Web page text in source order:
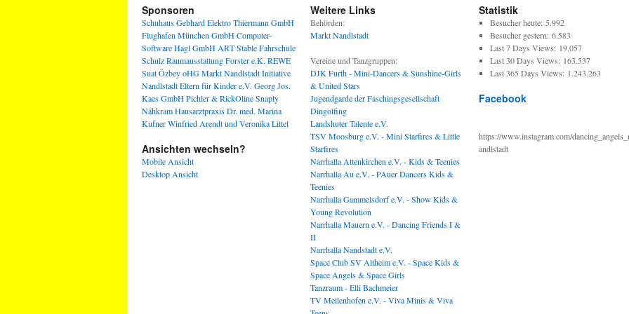
Sponsoren
Schuhaus GebhardElektro Thiermann GmbH
Flughafen München GmbHComputer-
Software Hagl GmbH ART StableFahrschule
SchulzRaumausstattung Forster e.K. REWE
Suat Özbey oHGMarkt NandlstadtInitiative
Nandlstadt Eltern für Kinder e.V. Georg Jos.
Kaes GmbHPichler & RickOlineSnaply
NähkramHausarztpraxis Dr. med. Marina
KufnerWinfried Arendt und Veronika Littel
Ansichten wechseln?
Mobile Ansicht
Desktop Ansicht
Weitere Links
Behörden:
Markt Nandlstadt
Vereine und Tanzgruppen:
DJK Furth - Mini-Dancers & Sunshine-Girls
& United Stars
Jugendgarde der Faschingsgesellschaft
Dingolfing
Landshuter Talente e.V.
TSV Moosburg e.V. - Mini Starfires & Little
Starfires
Narrhalla Attenkirchen e.V. - Kids & Teenies
Narrhalla Au e.V. - PAuer Dancers Kids &
Teenies
Narrhalla Gammelsdorf e.V. - Show Kids &
Young Revolution
Narrhalla Mauern e.V. - Dancing Friends I &
II
Narrhalla Nandstadt e.V.
Space Club SV Altheim e.V. - Space Kids &
Space Angels & Space Girls
Tanzraum - Elli Bachmeier
TV Meilenhofen e.V. - Viva Minis & Viva
Statistik
Besucher heute: 5.992
Besucher gestern: 6.583
Last 7 Days Views: 19.057
Last 30 Days Views: 163.537
Last 365 Days Views: 1.243.263
Facebook
https://www.instagram.com/
andlstadt